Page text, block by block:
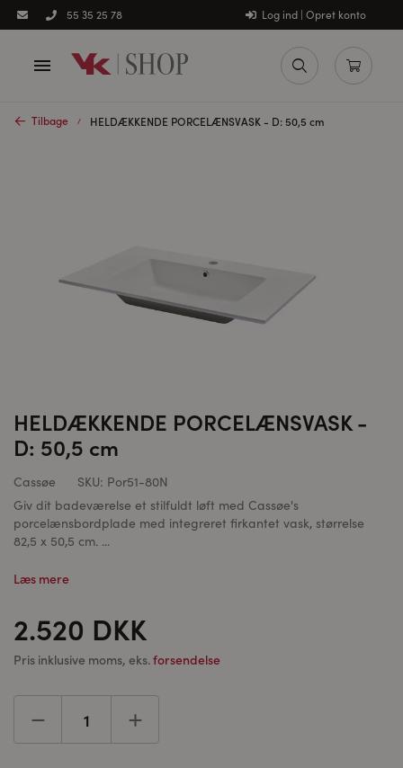
55 35 25 78 Log ind | Opret konto
Tilbage HELDÆKKENDE PORCELÆNSVASK - D: 50,5 cm
HELDÆKKENDE PORCELÆNSVASK -
D: 50,5 cm
Cassøe SKU: Por51-80N
Giv dit badeværelse et stilfuldt løft med Cassøe's
porcelænsbordplade med integreret firkantet vask, størrelse
82,5 x 50,5 cm. ...
Læs mere
2.520 DKK
Pris inklusive moms, eks.forsendelse